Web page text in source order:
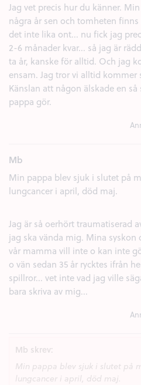
Jag vet precis hur du känner.
några år sen och tomheten
det inte lika ont... nu fick jag
2-6 månader kvar... så jag är
ta år, kanske för alltid. Och jag
ensam. Jag tror vi alltid kommer
Känslan att någon älskade en
pappa gör.
Mb
Min pappa blev sjuk i slutet på
lungcancer i april, död maj.
Jag är så oerhört traumatiserad
jag ska vända mig. Mina syskon
vår mamma vill inte o kan inte
o vän sedan 35 år rycktes ifrån
spillror... vet inte vad jag ville
bara skriva av mig...
Mb skrev:
Min pappa blev sjuk i slutet på
lungcancer i april, död maj.